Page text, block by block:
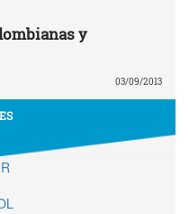
y
03/09/2013